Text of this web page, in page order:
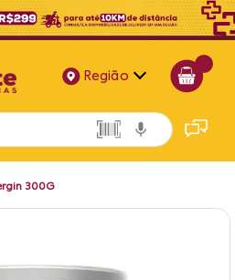
Região
Alagoas
Bahia
300G